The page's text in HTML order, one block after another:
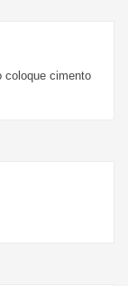
coloque cimento